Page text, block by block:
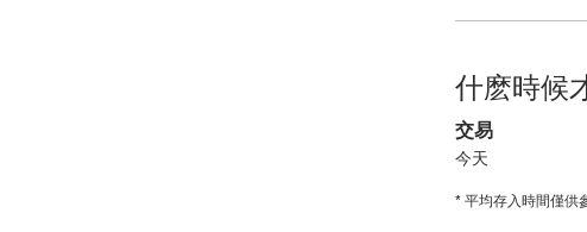
什麽時候
交易
今天
* 平均存入時間僅供